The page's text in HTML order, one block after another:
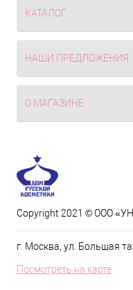
КАТАЛОГ
НАШИ ПРЕДЛОЖЕНИЯ
О МАГАЗИНЕ
Copyright 2021 © ООО
г. Москва, ул. Большая
Посмотреть на карте